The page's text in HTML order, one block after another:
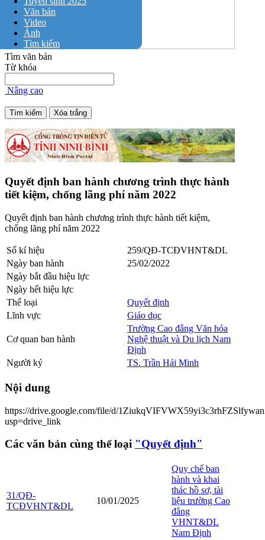
Văn bản
Video
Ảnh
Tìm kiếm
Tìm văn bản
Từ khóa
Nâng cao
Quyết định ban hành chương trình thực hành
tiết kiệm, chống lãng phí năm 2022
Quyết định ban hành chương trình thực hành tiết kiệm,
chống lãng phí năm 2022
Số kí hiệu
259/QĐ-TCĐVHNT&DL
Ngày ban hành
25/02/2022
Ngày bắt đầu hiệu lực
Ngày hết hiệu lực
Thể loại
Quyết định
Lĩnh vực
Giáo dục
Cơ quan ban hành
Trường Cao đẳng Văn hóa
Nghệ thuật và Du lịch Nam
Định
Người ký
TS. Trần Hải Minh
Nội dung
https://drive.google.com/file/d/
usp=drive_link
Các văn bản cùng thể loại "Quyết định"
31/QĐ-
TCĐVHNT&DL
10/01/2025
Quy chế ban
hành và khai
thác hồ sơ, tài
liệu trường Cao
đẳng
VHNT&DL
Nam Định